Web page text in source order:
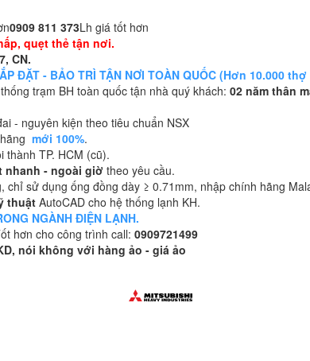
0909 811 373Lh giá tốt hơn
quẹt thẻ tận nơi.
CN.
ĐẶT - BẢO TRÌ TẬN NƠI TOÀN QUỐC (Hơn 10.000
trạm BH toàn quốc tận nhà quý khách: 02 năm thân
- nguyên kiện theo tiêu chuẩn NSX
mới 100%.
thành TP. HCM (cũ).
nhanh - ngoài giờ theo yêu cầu.
chỉ sử dụng ống đồng dày ≥ 0.71mm, nhập chính hãng
thuật AutoCAD cho hệ thống lạnh KH.
NGÀNH ĐIỆN LẠNH.
hơn cho công trình call: 0909721499
nói không với hàng ảo - giá ảo